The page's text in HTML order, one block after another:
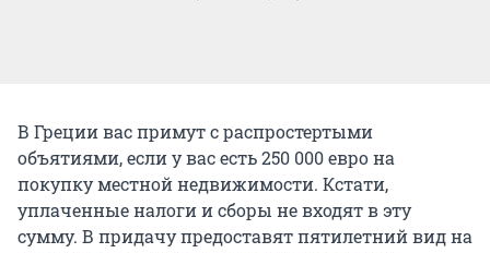
В Греции вас примут с распростертыми
объятиями, если у вас есть 250 000 евро на
покупку местной недвижимости. Кстати,
уплаченные налоги и сборы не входят в эту
сумму. В придачу предоставят пятилетний вид на